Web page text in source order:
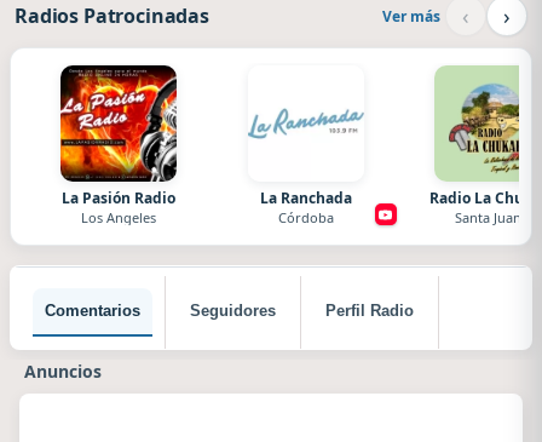
Radios Patrocinadas Ver más ‹ ›
La Pasión Radio
Los Angeles
La Ranchada
Córdoba
Radio La
Santa Juana
Comentarios Seguidores Perfil Radio
Anuncios